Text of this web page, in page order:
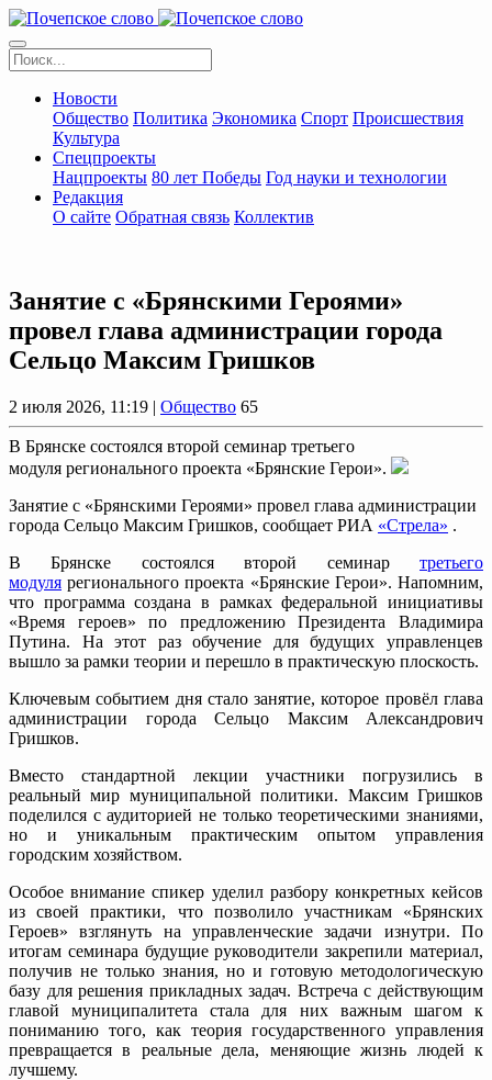
Новости
Общество Политика Экономика Спорт Происшествия
Культура
Спецпроекты
Нацпроекты 80 лет Победы Год науки и технологии
Редакция
О сайте Обратная связь Коллектив
Занятие с «Брянскими Героями»
провел глава администрации города
Сельцо Максим Гришков
2 июля 2026, 11:19 | Общество 65
В Брянске состоялся второй семинар третьего
модуля регионального проекта «Брянские Герои».
Занятие с «Брянскими Героями» провел глава администрации
города Сельцо Максим Гришков, сообщает РИА «Стрела» .
В Брянске состоялся второй семинар третьего
модуля регионального проекта «Брянские Герои». Напомним,
что программа создана в рамках федеральной инициативы
«Время героев» по предложению Президента Владимира
Путина. На этот раз обучение для будущих управленцев
вышло за рамки теории и перешло в практическую плоскость.
Ключевым событием дня стало занятие, которое провёл глава
администрации города Сельцо Максим Александрович
Гришков.
Вместо стандартной лекции участники погрузились в
реальный мир муниципальной политики. Максим Гришков
поделился с аудиторией не только теоретическими знаниями,
но и уникальным практическим опытом управления
городским хозяйством.
Особое внимание спикер уделил разбору конкретных кейсов
из своей практики, что позволило участникам «Брянских
Героев» взглянуть на управленческие задачи изнутри. По
итогам семинара будущие руководители закрепили материал,
получив не только знания, но и готовую методологическую
базу для решения прикладных задач. Встреча с действующим
главой муниципалитета стала для них важным шагом к
пониманию того, как теория государственного управления
превращается в реальные дела, меняющие жизнь людей к
лучшему.